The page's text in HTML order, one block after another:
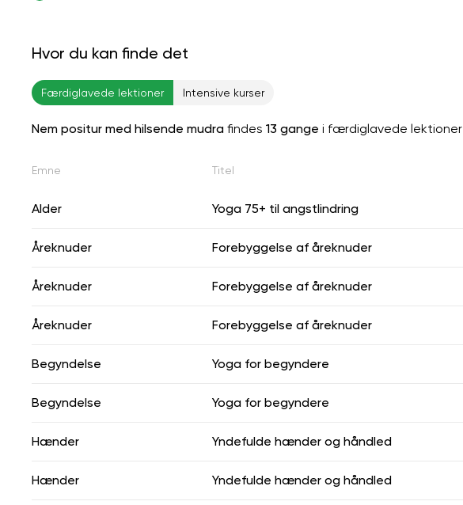
Hvor du kan finde det
Færdiglavede lektioner Intensive kurser
Nem positur med hilsende mudra findes 13 gange i færdiglavede lektioner
Emne Titel
Alder Yoga 75+ til angstlindring
Åreknuder Forebyggelse af åreknuder
Åreknuder Forebyggelse af åreknuder
Åreknuder Forebyggelse af åreknuder
Begyndelse Yoga for begyndere
Begyndelse Yoga for begyndere
Hænder Yndefulde hænder og håndled
Hænder Yndefulde hænder og håndled